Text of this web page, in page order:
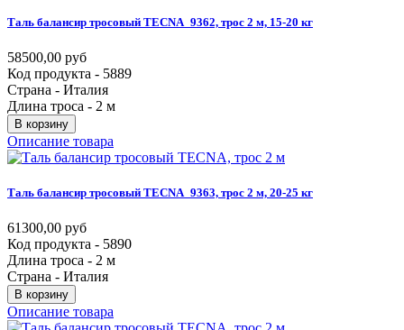
Таль балансир тросовый TECNA_9362, трос 2 м, 15-20 кг
58500,00 руб
Код продукта - 5889
Страна - Италия
Длина троса - 2 м
В корзину
Описание товара
Таль балансир тросовый TECNA_9363, трос 2 м, 20-25 кг
61300,00 руб
Код продукта - 5890
Длина троса - 2 м
Страна - Италия
В корзину
Описание товара